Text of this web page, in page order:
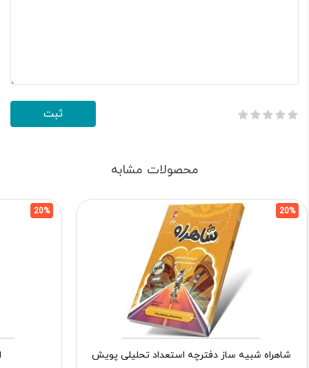
محصولات مشابه
20%
شاهراه شبیه ساز دفترچه استعداد تحلیلی پویش
20%